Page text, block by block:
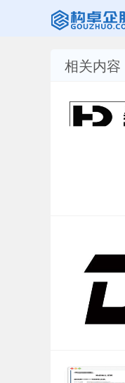
赣州兰之新知
相关内容